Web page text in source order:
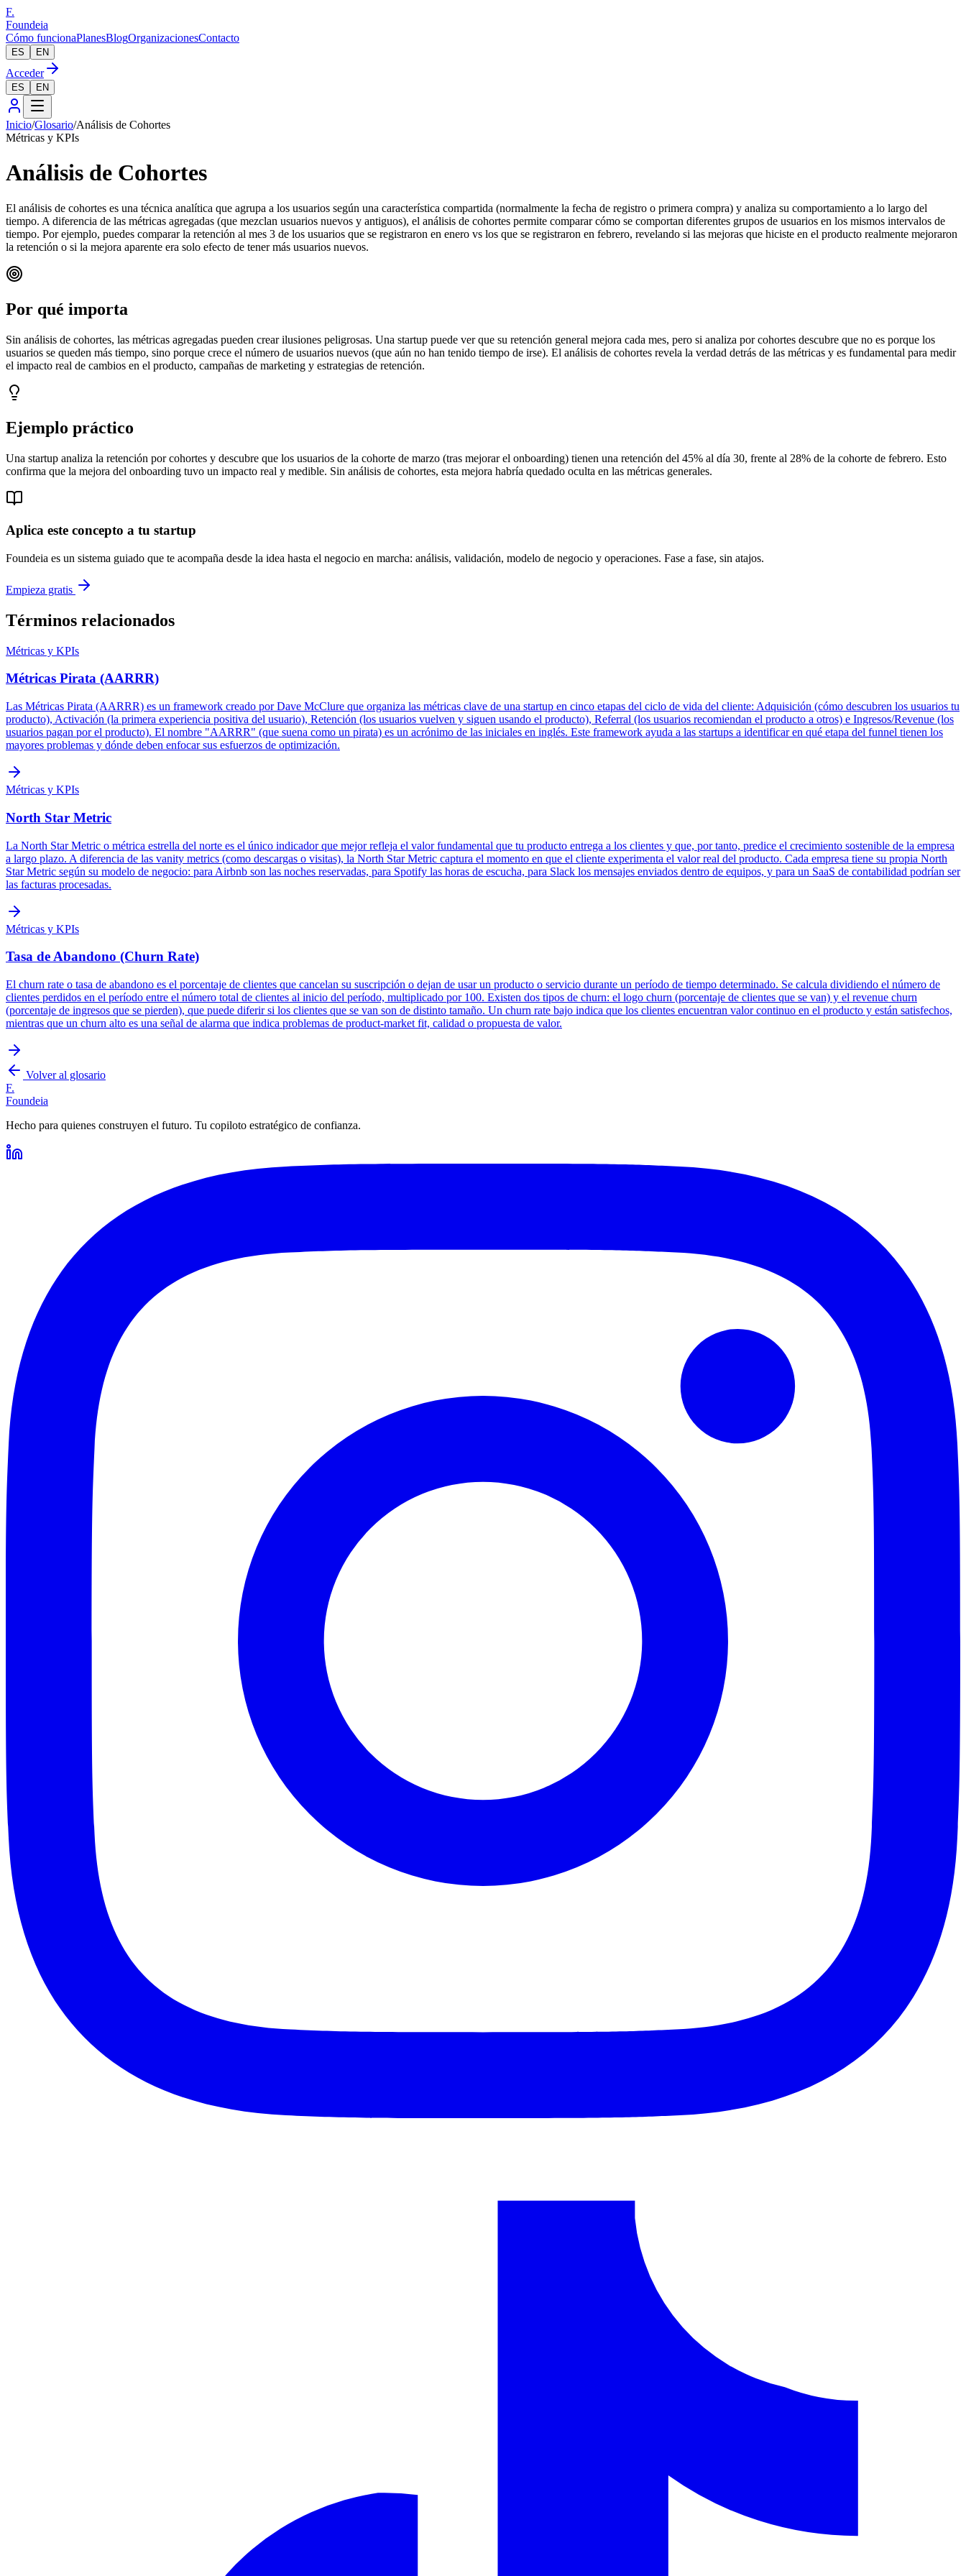
F.
Foundeia
Cómo funcionaPlanesBlogOrganizacionesContacto
ES EN
Acceder
ES EN
Inicio/Glosario/Análisis de Cohortes
Métricas y KPIs
Análisis de Cohortes
El análisis de cohortes es una técnica analítica que agrupa a los usuarios según una característica compartida (normalmente la fecha de registro o primera compra) y analiza su comportamiento a lo largo del
tiempo. A diferencia de las métricas agregadas (que mezclan usuarios nuevos y antiguos), el análisis de cohortes permite comparar cómo se comportan diferentes grupos de usuarios en los mismos intervalos de
tiempo. Por ejemplo, puedes comparar la retención al mes 3 de los usuarios que se registraron en enero vs los que se registraron en febrero, revelando si las mejoras que hiciste en el producto realmente mejoraron
la retención o si la mejora aparente era solo efecto de tener más usuarios nuevos.
Por qué importa
Sin análisis de cohortes, las métricas agregadas pueden crear ilusiones peligrosas. Una startup puede ver que su retención general mejora cada mes, pero si analiza por cohortes descubre que no es porque los
usuarios se queden más tiempo, sino porque crece el número de usuarios nuevos (que aún no han tenido tiempo de irse). El análisis de cohortes revela la verdad detrás de las métricas y es fundamental para medir
el impacto real de cambios en el producto, campañas de marketing y estrategias de retención.
Ejemplo práctico
Una startup analiza la retención por cohortes y descubre que los usuarios de la cohorte de marzo (tras mejorar el onboarding) tienen una retención del 45% al día 30, frente al 28% de la cohorte de febrero. Esto
confirma que la mejora del onboarding tuvo un impacto real y medible. Sin análisis de cohortes, esta mejora habría quedado oculta en las métricas generales.
Aplica este concepto a tu startup
Foundeia es un sistema guiado que te acompaña desde la idea hasta el negocio en marcha: análisis, validación, modelo de negocio y operaciones. Fase a fase, sin atajos.
Empieza gratis
Términos relacionados
Métricas y KPIs
Métricas Pirata (AARRR)
Las Métricas Pirata (AARRR) es un framework creado por Dave McClure que organiza las métricas clave de una startup en cinco etapas del ciclo de vida del cliente: Adquisición (cómo descubren los usuarios tu
producto), Activación (la primera experiencia positiva del usuario), Retención (los usuarios vuelven y siguen usando el producto), Referral (los usuarios recomiendan el producto a otros) e Ingresos/Revenue (los
usuarios pagan por el producto). El nombre "AARRR" (que suena como un pirata) es un acrónimo de las iniciales en inglés. Este framework ayuda a las startups a identificar en qué etapa del funnel tienen los
mayores problemas y dónde deben enfocar sus esfuerzos de optimización.
Métricas y KPIs
North Star Metric
La North Star Metric o métrica estrella del norte es el único indicador que mejor refleja el valor fundamental que tu producto entrega a los clientes y que, por tanto, predice el crecimiento sostenible de la empresa
a largo plazo. A diferencia de las vanity metrics (como descargas o visitas), la North Star Metric captura el momento en que el cliente experimenta el valor real del producto. Cada empresa tiene su propia North
Star Metric según su modelo de negocio: para Airbnb son las noches reservadas, para Spotify las horas de escucha, para Slack los mensajes enviados dentro de equipos, y para un SaaS de contabilidad podrían ser
las facturas procesadas.
Métricas y KPIs
Tasa de Abandono (Churn Rate)
El churn rate o tasa de abandono es el porcentaje de clientes que cancelan su suscripción o dejan de usar un producto o servicio durante un período de tiempo determinado. Se calcula dividiendo el número de
clientes perdidos en el período entre el número total de clientes al inicio del período, multiplicado por 100. Existen dos tipos de churn: el logo churn (porcentaje de clientes que se van) y el revenue churn
(porcentaje de ingresos que se pierden), que puede diferir si los clientes que se van son de distinto tamaño. Un churn rate bajo indica que los clientes encuentran valor continuo en el producto y están satisfechos,
mientras que un churn alto es una señal de alarma que indica problemas de product-market fit, calidad o propuesta de valor.
Volver al glosario
F.
Foundeia
Hecho para quienes construyen el futuro. Tu copiloto estratégico de confianza.